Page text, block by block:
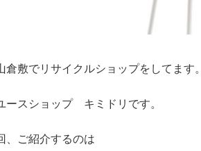
倉敷でリサイクルショップをしてます。
ースショップ キミドリです。
、ご紹介するのは